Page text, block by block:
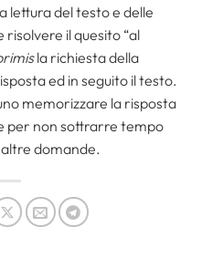
lettura del testo e delle
il quesito “al
la richiesta della
ed in seguito il testo.
memorizzare la risposta
per non sottrarre tempo
altre domande.